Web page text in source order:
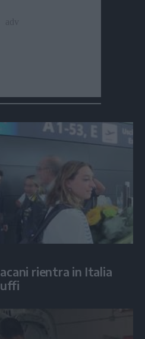
rientra in Italia